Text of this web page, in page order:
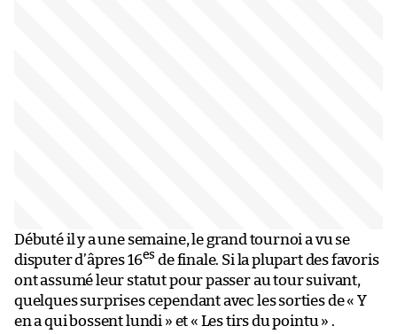
Débuté il y a une semaine, le grand tournoi a vu se
disputer d’âpres 16es de finale. Si la plupart des favoris
ont assumé leur statut pour passer au tour suivant,
quelques surprises cependant avec les sorties de « Y
en a qui bossent lundi » et « Les tirs du pointu » .